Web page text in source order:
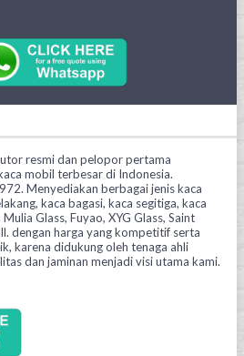
resmi dan pelopor pertama
mobil terbesar di Indonesia.
Menyediakan berbagai jenis kaca
kaca bagasi, kaca segitiga, kaca
Glass, Fuyao, XYG Glass, Saint
dengan harga yang kompetitif serta
karena didukung oleh tenaga ahli
dan jaminan menjadi visi utama kami.